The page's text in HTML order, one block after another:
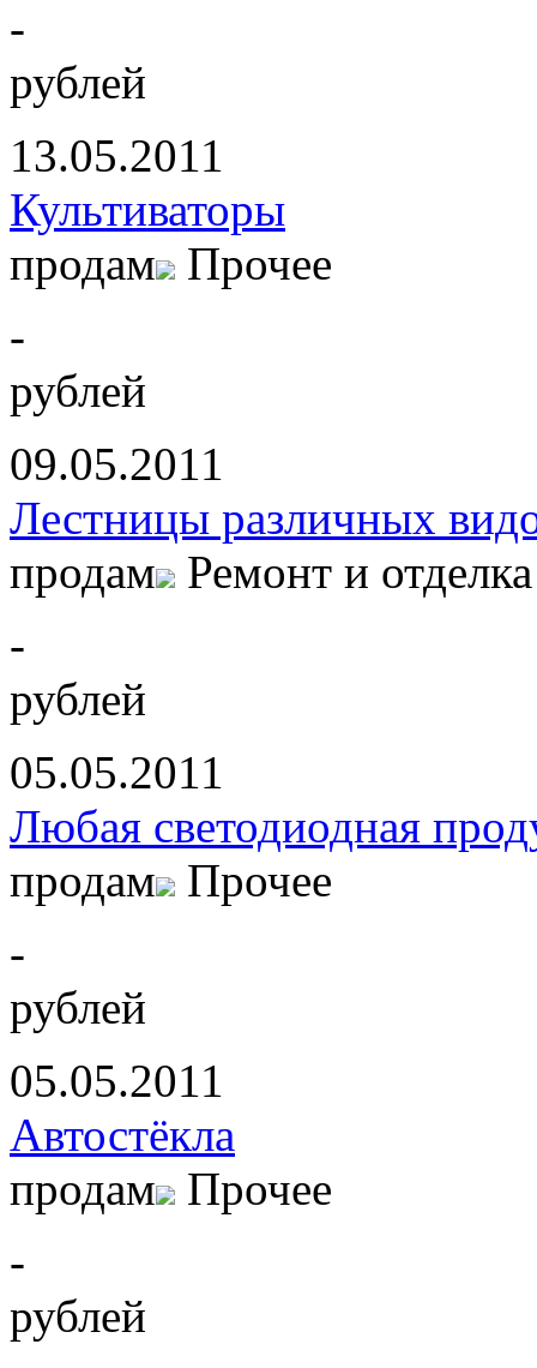
-
рублей
13.05.2011
Культиваторы
продам
Прочее
-
рублей
09.05.2011
Лестницы различных
продам
Ремонт и отделка
-
рублей
05.05.2011
Любая светодиодная
продам
Прочее
-
рублей
05.05.2011
Автостёкла
продам
Прочее
-
рублей